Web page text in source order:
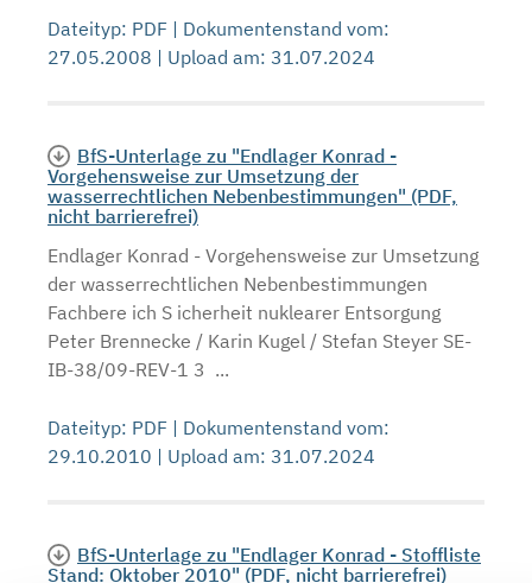
Dateityp: PDF | Dokumentenstand vom:
27.05.2008 | Upload am: 31.07.2024
BfS-Unterlage zu "Endlager Konrad -
Vorgehensweise zur Umsetzung der
wasserrechtlichen Nebenbestimmungen" (PDF,
nicht barrierefrei)
Endlager Konrad - Vorgehensweise zur Umsetzung
der wasserrechtlichen Nebenbestimmungen
Fachbere ich S icherheit nuklearer Entsorgung
Peter Brennecke / Karin Kugel / Stefan Steyer SE-
IB-38/09-REV-1 3 ...
Dateityp: PDF | Dokumentenstand vom:
29.10.2010 | Upload am: 31.07.2024
BfS-Unterlage zu "Endlager Konrad - Stoffliste
Stand: Oktober 2010" (PDF, nicht barrierefrei)